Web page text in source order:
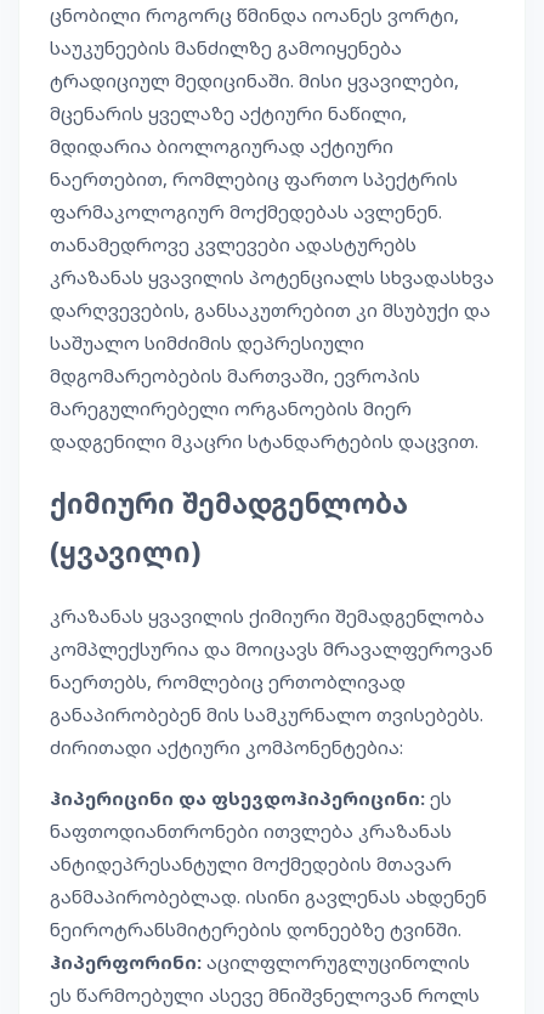
ცნობილი როგორც წმინდა იოანეს ვორტი,
საუკუნეების მანძილზე გამოიყენება
ტრადიციულ მედიცინაში. მისი ყვავილები,
მცენარის ყველაზე აქტიური ნაწილი,
მდიდარია ბიოლოგიურად აქტიური
ნაერთებით, რომლებიც ფართო სპექტრის
ფარმაკოლოგიურ მოქმედებას ავლენენ.
თანამედროვე კვლევები ადასტურებს
კრაზანას ყვავილის პოტენციალს სხვადასხვა
დარღვევების, განსაკუთრებით კი მსუბუქი და
საშუალო სიმძიმის დეპრესიული
მდგომარეობების მართვაში, ევროპის
მარეგულირებელი ორგანოების მიერ
დადგენილი მკაცრი სტანდარტების დაცვით.
ქიმიური შემადგენლობა
(ყვავილი)
კრაზანას ყვავილის ქიმიური შემადგენლობა
კომპლექსურია და მოიცავს მრავალფეროვან
ნაერთებს, რომლებიც ერთობლივად
განაპირობებენ მის სამკურნალო თვისებებს.
ძირითადი აქტიური კომპონენტებია:
ჰიპერიცინი და ფსევდოჰიპერიცინი: ეს
ნაფთოდიანთრონები ითვლება კრაზანას
ანტიდეპრესანტული მოქმედების მთავარ
განმაპირობებლად. ისინი გავლენას ახდენენ
ნეიროტრანსმიტერების დონეებზე ტვინში.
ჰიპერფორინი: აცილფლორუგლუცინოლის
ეს წარმოებული ასევე მნიშვნელოვან როლს